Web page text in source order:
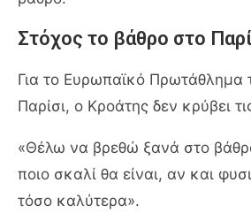
Στόχος το βάθρο στο
Για το Ευρωπαϊκό Πρωτάθλημα
Παρίσι, ο Κροάτης δεν κρύβει
«Θέλω να βρεθώ ξανά στο
ποιο σκαλί θα είναι, αν και
τόσο καλύτερα».